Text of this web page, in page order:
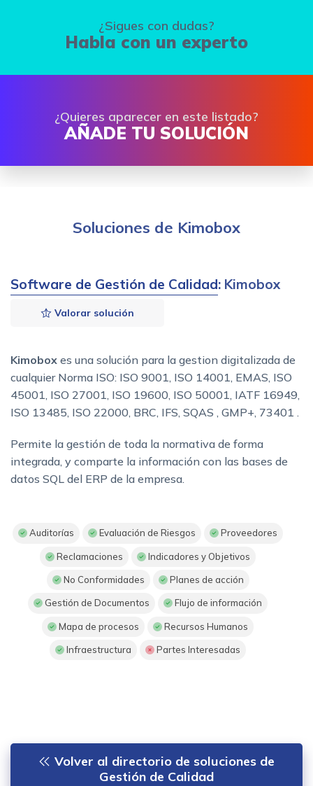
¿Sigues con dudas?
Habla con un experto
¿Quieres aparecer en este listado?
AÑADE TU SOLUCIÓN
Soluciones de Kimobox
Software de Gestión de Calidad: Kimobox
Valorar solución
Kimobox es una solución para la gestion digitalizada de
cualquier Norma ISO: ISO 9001, ISO 14001, EMAS, ISO
45001, ISO 27001, ISO 19600, ISO 50001, IATF 16949,
ISO 13485, ISO 22000, BRC, IFS, SQAS , GMP+, 73401 .
Permite la gestión de toda la normativa de forma
integrada, y comparte la información con las bases de
datos SQL del ERP de la empresa.
Auditorías Evaluación de Riesgos Proveedores
Reclamaciones Indicadores y Objetivos
No Conformidades Planes de acción
Gestión de Documentos Flujo de información
Mapa de procesos Recursos Humanos
Infraestructura Partes Interesadas
Volver al directorio de soluciones de
Gestión de Calidad